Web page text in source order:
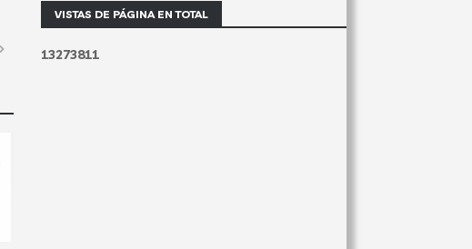
VISTAS DE PÁGINA EN TOTAL
13273811